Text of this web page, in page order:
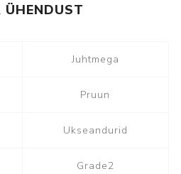
Juhtmega
Pruun
Ukseandurid
Grade2